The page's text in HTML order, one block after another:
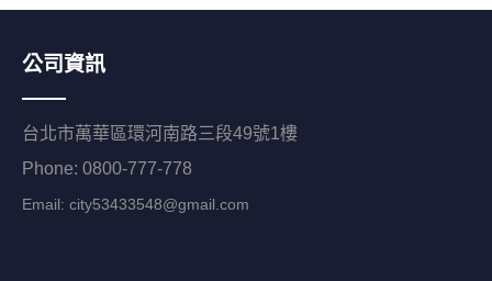
公司資訊
台北市萬華區環河南路三段49號1樓
Phone: 0800-777-778
Email: city53433548@gmail.com